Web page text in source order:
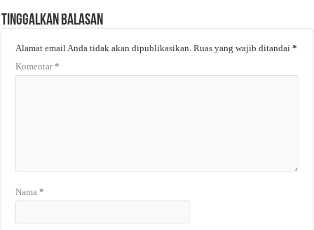
Tinggalkan Balasan
Alamat email Anda tidak akan dipublikasikan. Ruas yang wajib ditandai*
Komentar*
Nama*